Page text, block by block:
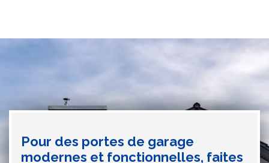
Pour des portes de garage
modernes et fonctionnelles, faites